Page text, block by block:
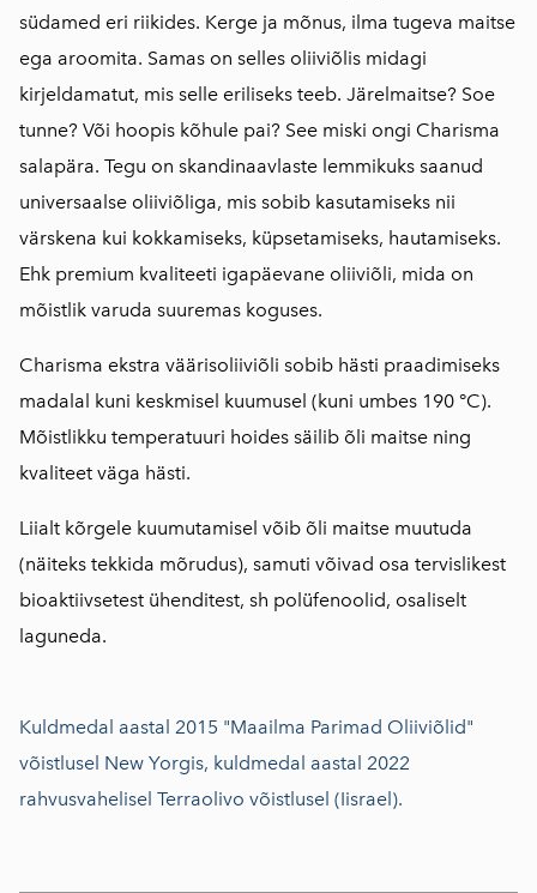
südamed eri riikides. Kerge ja mõnus, ilma tugeva maitse
ega aroomita. Samas on selles oliiviõlis midagi
kirjeldamatut, mis selle eriliseks teeb. Järelmaitse? Soe
tunne? Või hoopis kõhule pai? See miski ongi Charisma
salapära. Tegu on skandinaavlaste lemmikuks saanud
universaalse oliiviõliga, mis sobib kasutamiseks nii
värskena kui kokkamiseks, küpsetamiseks, hautamiseks.
Ehk premium kvaliteeti igapäevane oliiviõli, mida on
mõistlik varuda suuremas koguses.
Charisma ekstra väärisoliiviõli sobib hästi praadimiseks
madalal kuni keskmisel kuumusel (kuni umbes 190 °C).
Mõistlikku temperatuuri hoides säilib õli maitse ning
kvaliteet väga hästi.
Liialt kõrgele kuumutamisel võib õli maitse muutuda
(näiteks tekkida mõrudus), samuti võivad osa tervislikest
bioaktiivsetest ühenditest, sh polüfenoolid, osaliselt
laguneda.
Kuldmedal aastal 2015 "Maailma Parimad Oliiviõlid"
võistlusel New Yorgis, kuldmedal aastal 2022
rahvusvahelisel Terraolivo võistlusel (Iisrael).